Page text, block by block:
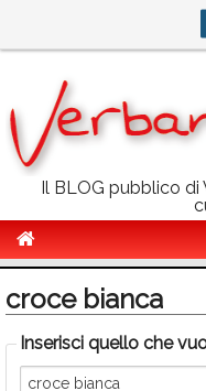
Il BLOG pubblico di
Politica
Sport
croce bianca
Inserisci quello che